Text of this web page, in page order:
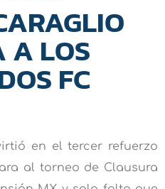
A LOS
FC
en el tercer refuerzo
al torneo de Clausura